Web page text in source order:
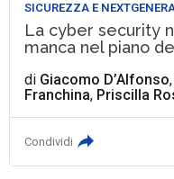
SICUREZZA E
La cyber security
manca nel piano
di Giacomo D’Alfonso,
Franchina, Priscilla
Condividi